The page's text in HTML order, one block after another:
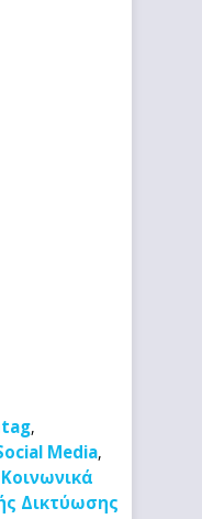
,
Media,
Κοινωνικά
Δικτύωσης